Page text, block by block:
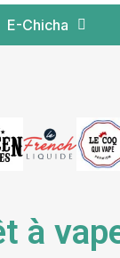
E-Chicha
à